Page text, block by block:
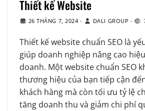
Thiết kế Website
26 THÁNG 7, 2024 - DALI GROUP -
Thiết kế website chuẩn SEO là
giúp doanh nghiệp nâng cao
doanh. Một website chuẩn SEO
thương hiệu của bạn tiếp cận
khách hàng mà còn tối ưu tỷ lệ
tăng doanh thu và giảm chi phí